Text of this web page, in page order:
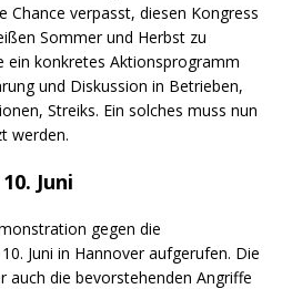
Chance verpasst, diesen Kongress
Sommer und Herbst zu
ein konkretes Aktionsprogramm
und Diskussion in Betrieben,
Streiks. Ein solches muss nun
werden.
Juni
gegen die
Juni in Hannover aufgerufen. Die
auch die bevorstehenden Angriffe